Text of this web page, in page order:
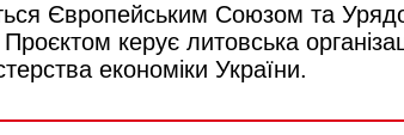
Європейським Союзом та
керує литовська
економіки України.